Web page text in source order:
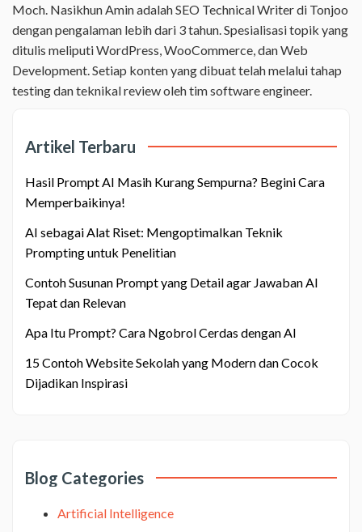
Moch. Nasikhun Amin adalah SEO Technical Writer di Tonjoo
dengan pengalaman lebih dari 3 tahun. Spesialisasi topik yang
ditulis meliputi WordPress, WooCommerce, dan Web
Development. Setiap konten yang dibuat telah melalui tahap
testing dan teknikal review oleh tim software engineer.
Artikel Terbaru
Hasil Prompt AI Masih Kurang Sempurna? Begini Cara
Memperbaikinya!
AI sebagai Alat Riset: Mengoptimalkan Teknik
Prompting untuk Penelitian
Contoh Susunan Prompt yang Detail agar Jawaban AI
Tepat dan Relevan
Apa Itu Prompt? Cara Ngobrol Cerdas dengan AI
15 Contoh Website Sekolah yang Modern dan Cocok
Dijadikan Inspirasi
Blog Categories
Artificial Intelligence